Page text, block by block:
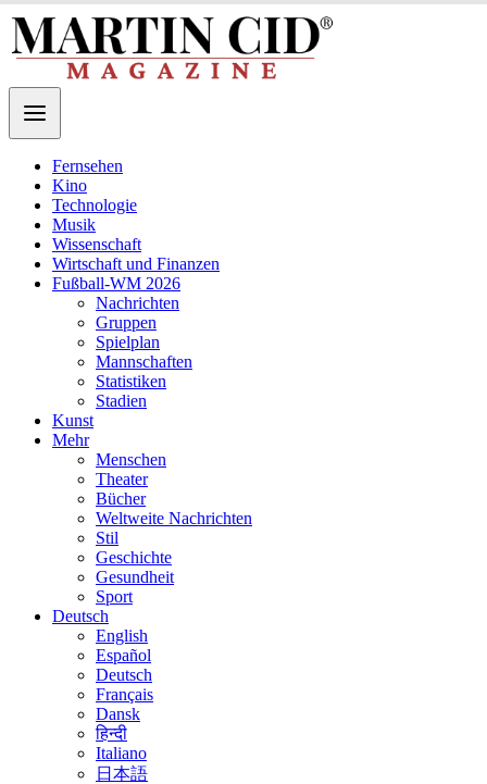
Fernsehen
Kino
Technologie
Musik
Wissenschaft
Wirtschaft und Finanzen
Fußball-WM 2026
Nachrichten
Gruppen
Spielplan
Mannschaften
Statistiken
Stadien
Kunst
Mehr
Menschen
Theater
Bücher
Weltweite Nachrichten
Stil
Geschichte
Gesundheit
Sport
Deutsch
English
Español
Deutsch
Français
Dansk
हिन्दी
Italiano
日本語